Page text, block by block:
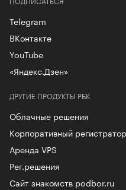
ДРУГИЕ ПРОДУКТЫ РБК
Облачные решения
Корпоративный
Аренда VPS
Рег.решения
Сайт знакомств podbor.ru
Telegram
ВКонтакте
YouTube
«Яндекс.Дзен»